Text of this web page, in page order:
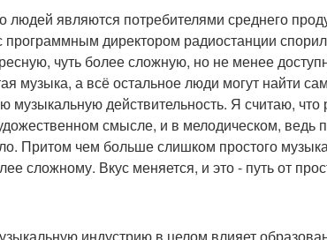
людей являются потребителями среднего
директором радиостанции
чуть более сложную, но не менее
музыка, а всё остальное люди могут найти
музыкальную действительность. Я считаю, что
смысле, и в мелодическом, ведь
Притом чем больше слишком простого
сложному. Вкус меняется, и это - путь от